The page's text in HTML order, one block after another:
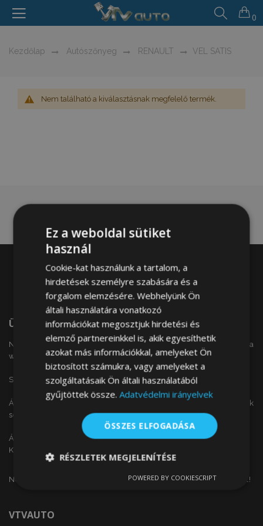
0
Kezdőlap Autószőnyeg RENAULT VEL SATIS
Nem található a kiválasztásnak megfelelő termék.
Üdvözöljük
Nem találta meg a keresett autóalkatrészt a
weboldalunkon?
Szeretne érdeklődni alkatrész árainkról?
Árajánlat kérését leadhatja a következő űrlap kitöltésének
segítségével.
Árajánlat kéréshez kattintsonide.
Köszönjük!
Ne hagyja ki a nap ajánlatait, akcióit és az olcsó termékeket!
VTVAUTO
Ez a weboldal sütiket
használ
Cookie-kat használunk a tartalom, a
hirdetések személyre szabására és a
forgalom elemzésére. Webhelyünk Ön
általi használatára vonatkozó
információkat megosztjuk hirdetési és
elemző partnereinkkel is, akik egyesíthetik
azokat más információkkal, amelyeket Ön
biztosított számukra, vagy amelyeket a
szolgáltatásaik Ön általi használatából
gyűjtöttek össze.Adatvédelmi irányelvek
ÖSSZES ELFOGADÁSA
RÉSZLETEK MEGJELENÍTÉSE
Elengedhetetlenül
Teljesítmény
POWERED BY COOKIESCRIPT